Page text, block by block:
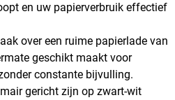
en uw papierverbruik effectief
over een ruime papierlade van
geschikt maakt voor
constante bijvulling.
gericht zijn op zwart-wit